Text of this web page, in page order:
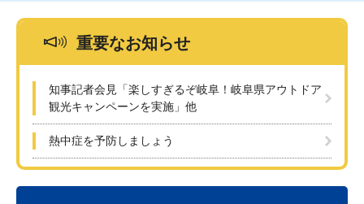
重要なお知らせ
知事記者会見「楽しすぎるぞ岐阜！岐阜県アウトドア
観光キャンペーンを実施」他
熱中症を予防しましょう